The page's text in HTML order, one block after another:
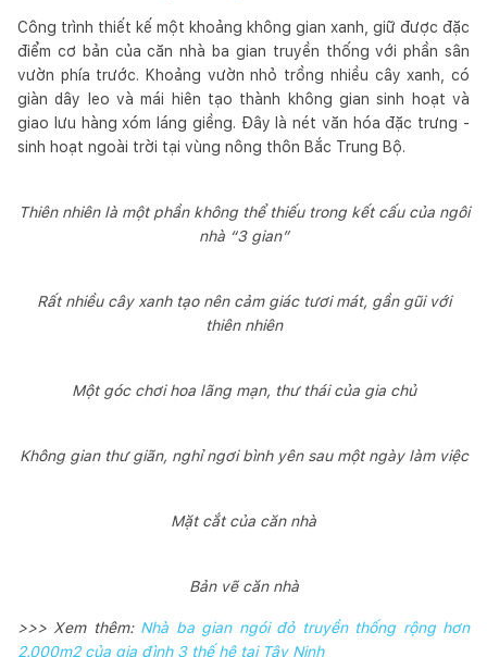
Công trình thiết kế một khoảng không gian xanh, giữ được đặc
điểm cơ bản của căn nhà ba gian truyền thống với phần sân
vườn phía trước. Khoảng vườn nhỏ trồng nhiều cây xanh, có
giàn dây leo và mái hiên tạo thành không gian sinh hoạt và
giao lưu hàng xóm láng giềng. Đây là nét văn hóa đặc trưng -
sinh hoạt ngoài trời tại vùng nông thôn Bắc Trung Bộ.
Thiên nhiên là một phần không thể thiếu trong kết cấu của ngôi
nhà “3 gian”
Rất nhiều cây xanh tạo nên cảm giác tươi mát, gần gũi với
thiên nhiên
Một góc chơi hoa lãng mạn, thư thái của gia chủ
Không gian thư giãn, nghỉ ngơi bình yên sau một ngày làm việc
Mặt cắt của căn nhà
Bản vẽ căn nhà
>>> Xem thêm: Nhà ba gian ngói đỏ truyền thống rộng hơn
2.000m2 của gia đình 3 thế hệ tại Tây Ninh